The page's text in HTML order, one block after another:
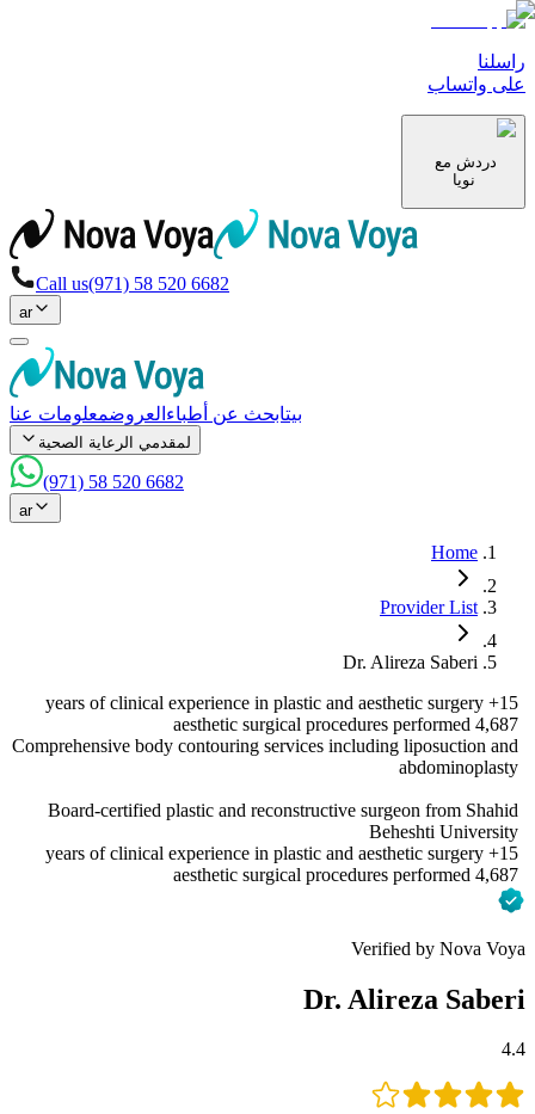
راسلنا
على واتساب
دردش مع
نويا
Call us(971) 58 520 6682
ar
بيتابحث عن أطباء العروضمعلومات عنا
لمقدمي الرعاية الصحية
(971) 58 520 6682
ar
Home
Provider List
Dr. Alireza Saberi
15+ years of clinical experience in plastic and aesthetic surgery
4,687 aesthetic surgical procedures performed
Comprehensive body contouring services including liposuction and
abdominoplasty
Board-certified plastic and reconstructive surgeon from Shahid
Beheshti University
15+ years of clinical experience in plastic and aesthetic surgery
4,687 aesthetic surgical procedures performed
Verified by Nova Voya
Dr. Alireza Saberi
4.4